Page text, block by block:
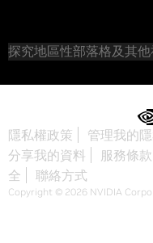
探究地區性部落格及其
隱私權政策 管理我的
分享我的資料
服務條款
全
聯絡方式
Copyright © 2026 NVIDIA